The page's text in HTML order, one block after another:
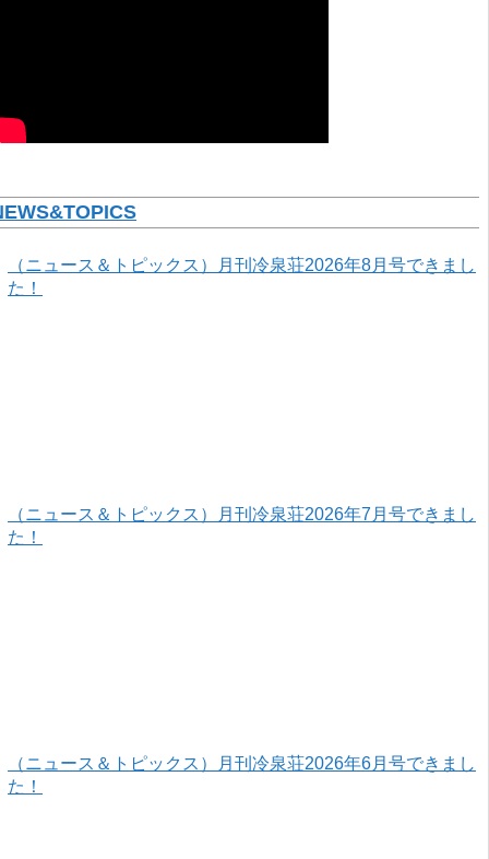
（ニュース＆トピックス）月刊冷泉荘2026年8月号できまし
た！
（ニュース＆トピックス）月刊冷泉荘2026年7月号できまし
た！
（ニュース＆トピックス）月刊冷泉荘2026年6月号できまし
た！